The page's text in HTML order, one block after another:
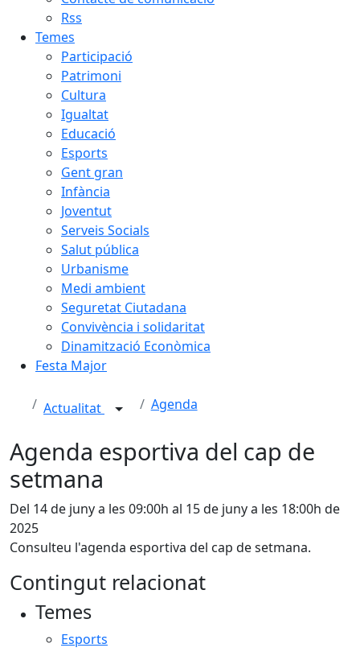
Rss
Temes
Participació
Patrimoni
Cultura
Igualtat
Educació
Esports
Gent gran
Infància
Joventut
Serveis Socials
Salut pública
Urbanisme
Medi ambient
Seguretat Ciutadana
Convivència i solidaritat
Dinamització Econòmica
Festa Major
Actualitat Agenda
Agenda esportiva del cap de
setmana
Del 14 de juny a les 09:00h al 15 de juny a les 18:00h de
2025
Consulteu l'agenda esportiva del cap de setmana.
Contingut relacionat
Temes
Esports